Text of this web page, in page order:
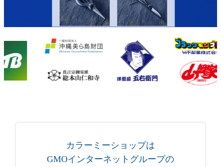
カラーミーショップは
GMOインターネットグループの